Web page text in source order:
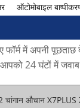
ऑटोमोबाइल
फॉर्म में अपनी
24 घंटों में